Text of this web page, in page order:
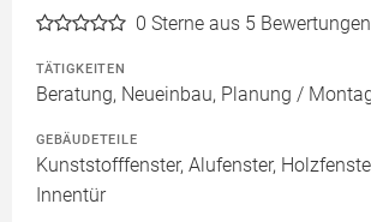
0 Sterne aus 5 Bewertungen
TÄTIGKEITEN
Beratung, Neueinbau, Planung /
GEBÄUDETEILE
Kunststofffenster, Alufenster,
Innentür